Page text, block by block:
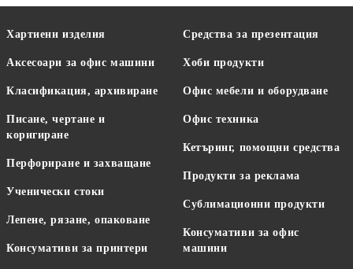
Хартиени изделия
Аксесоари за офис машини
Класификация, архивиране
Писане, чертане и
коригиране
Перфориране и захващане
Ученически стоки
Лепене, рязане, опаковане
Консумативи за принтери
Средства за презентация
Хоби продукти
Офис мебели и оборудване
Офис техника
Кетъринг, помощни средства
Продукти за реклама
Сублимационни продукти
Консумативи за офис
машини